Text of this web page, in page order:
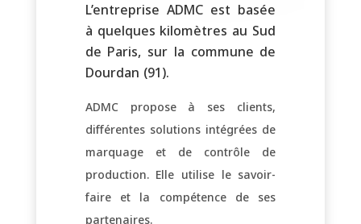
L’entreprise ADMC est basée
à quelques kilomètres au Sud
de Paris, sur la commune de
Dourdan (91).
ADMC propose à ses clients,
différentes solutions intégrées de
marquage et de contrôle de
production. Elle utilise le savoir-
faire et la compétence de ses
partenaires.